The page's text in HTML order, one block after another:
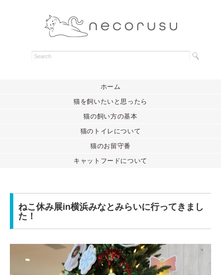
ホーム
猫を飼いたいと思ったら
猫の飼い方の基本
猫のトイレについて
猫のお留守番
キャットフードについて
ねこ休み展in横浜みなとみらいに行ってきまし
た！